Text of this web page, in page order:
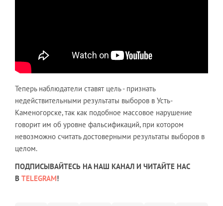
Теперь наблюдатели ставят цель - признать
недействительными результаты выборов в Усть-
Каменогорске, так как подобное массовое нарушение
говорит им об уровне фальсификаций, при котором
невозможно считать достоверными результаты выборов в
целом.
ПОДПИСЫВАЙТЕСЬ НА НАШ КАНАЛ И ЧИТАЙТЕ НАС
В TELEGRAM!